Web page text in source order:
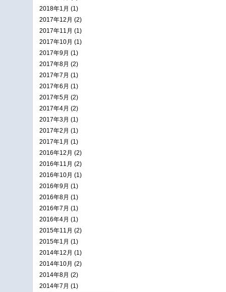
2018年1月 (1)
2017年12月 (2)
2017年11月 (1)
2017年10月 (1)
2017年9月 (1)
2017年8月 (2)
2017年7月 (1)
2017年6月 (1)
2017年5月 (2)
2017年4月 (2)
2017年3月 (1)
2017年2月 (1)
2017年1月 (1)
2016年12月 (2)
2016年11月 (2)
2016年10月 (1)
2016年9月 (1)
2016年8月 (1)
2016年7月 (1)
2016年4月 (1)
2015年11月 (2)
2015年1月 (1)
2014年12月 (1)
2014年10月 (2)
2014年8月 (2)
2014年7月 (1)